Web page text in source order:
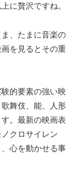
に贅沢ですね。
、たまに音楽の
を見るとその重
的要素の強い映
舞伎、能、人形
。最新の映画表
クロサイレン
心を動かせる事